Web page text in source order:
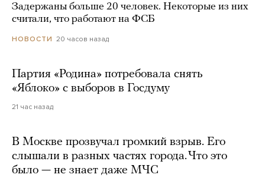
Задержаны больше 20 человек. Некоторые из них
считали, что работают на ФСБ
НОВОСТИ 20 часов назад
Партия «Родина» потребовала снять
«Яблоко» с выборов в Госдуму
21 час назад
В Москве прозвучал громкий взрыв. Его
слышали в разных частях города. Что это
было — не знает даже МЧС